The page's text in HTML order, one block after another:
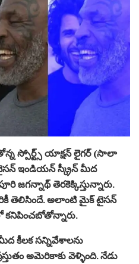
స్పోర్ట్స్ యాక్షన్ లైగర్ (సాలా
ఇండియన్ స్క్రీన్ మీద
జగన్నాథ్ తెరకెక్కిస్తున్నారు.
తెలిసిందే. అలాంటి మైక్ టైసన్
కీలక సన్నివేశాలను
అమెరికాకు వెళ్ళింది. నేడు